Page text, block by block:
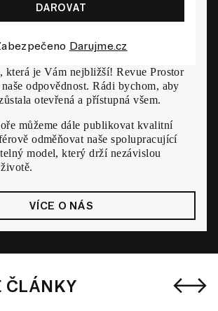
která je Vám nejbližší! Revue Prostor
odpovědnost. Rádi bychom, aby
otevřená a přístupná všem.
můžeme dále publikovat kvalitní
odměňovat naše spolupracující
model, který drží nezávislou
VÍCE O NÁS
Darujme.cz
ČLÁNKY